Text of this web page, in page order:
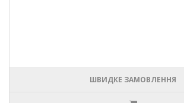
ШВИДКЕ ЗАМОВЛЕННЯ